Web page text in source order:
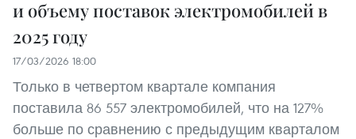
и объему поставок электромобилей в
2025 году
17/03/2026 18:00
Только в четвертом квартале компания
поставила 86 557 электромобилей, что на 127%
больше по сравнению с предыдущим кварталом